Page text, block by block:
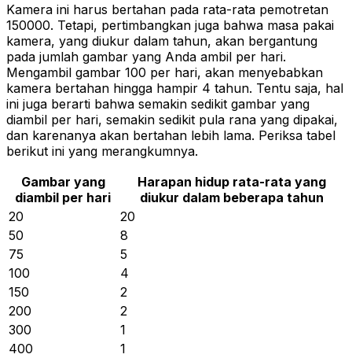
Kamera ini harus bertahan pada rata-rata pemotretan
150000. Tetapi, pertimbangkan juga bahwa masa pakai
kamera, yang diukur dalam tahun, akan bergantung
pada jumlah gambar yang Anda ambil per hari.
Mengambil gambar 100 per hari, akan menyebabkan
kamera bertahan hingga hampir 4 tahun. Tentu saja, hal
ini juga berarti bahwa semakin sedikit gambar yang
diambil per hari, semakin sedikit pula rana yang dipakai,
dan karenanya akan bertahan lebih lama. Periksa tabel
berikut ini yang merangkumnya.
Gambar yang
diambil per hari
Harapan hidup rata-rata yang
diukur dalam beberapa tahun
20
20
50
8
75
5
100
4
150
2
200
2
300
1
400
1